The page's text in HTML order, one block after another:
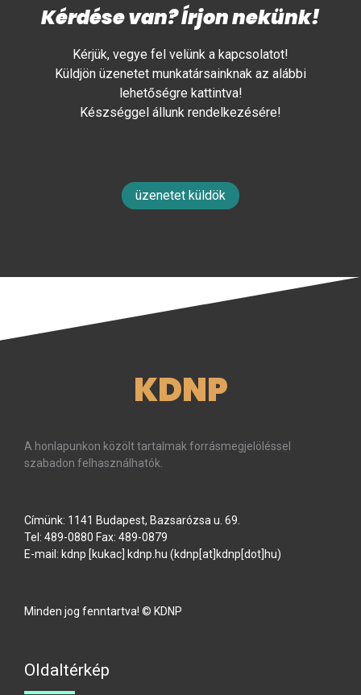
Kérdése van? Írjon nekünk!
Kérjük, vegye fel velünk a kapcsolatot!
Küldjön üzenetet munkatársainknak az alábbi
lehetőségre kattintva!
Készséggel állunk rendelkezésére!
üzenetet küldök
KDNP
A honlapunkon közölt tartalmak forrásmegjelöléssel
szabadon felhasználhatók.
Címünk: 1141 Budapest, Bazsarózsa u. 69.
Tel: 489-0880 Fax: 489-0879
E-mail: kdnp [kukac] kdnp hu (kdnp[at]kdnp[dot]hu)
Minden jog fenntartva! © KDNP
Oldaltérkép